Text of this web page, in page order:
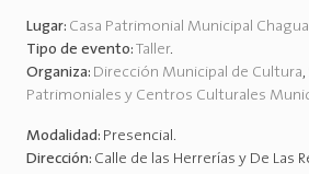
Lugar: Casa Patrimonial Municipal
Tipo de evento: Taller.
Organiza: Dirección Municipal de Cultura,
Patrimoniales y Centros Culturales
Modalidad: Presencial.
Dirección: Calle de las Herrerías y De Las